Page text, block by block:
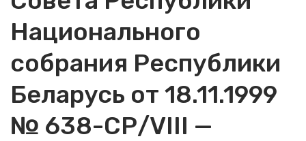
Национального
собрания Республики
Беларусь от 18.11.1999
№ 638-СР/VIII —